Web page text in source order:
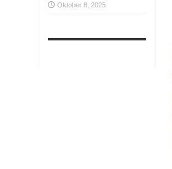
Oktober 8, 2025